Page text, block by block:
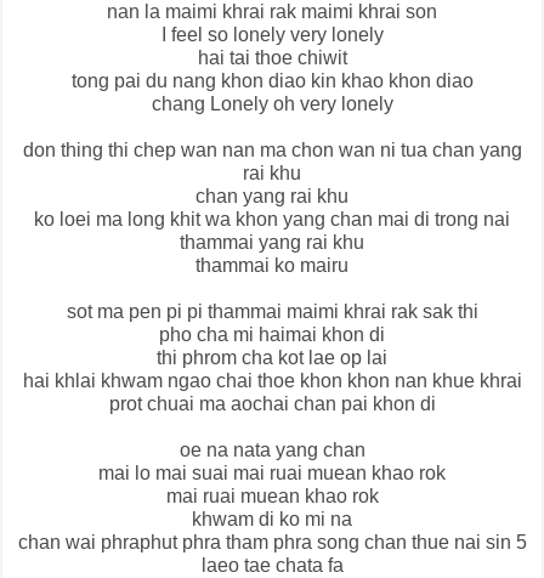
nan la maimi khrai rak maimi khrai son
I feel so lonely very lonely
hai tai thoe chiwit
tong pai du nang khon diao kin khao khon diao
chang Lonely oh very lonely
don thing thi chep wan nan ma chon wan ni tua chan yang
rai khu
chan yang rai khu
ko loei ma long khit wa khon yang chan mai di trong nai
thammai yang rai khu
thammai ko mairu
sot ma pen pi pi thammai maimi khrai rak sak thi
pho cha mi haimai khon di
thi phrom cha kot lae op lai
hai khlai khwam ngao chai thoe khon khon nan khue khrai
prot chuai ma aochai chan pai khon di
oe na nata yang chan
mai lo mai suai mai ruai muean khao rok
mai ruai muean khao rok
khwam di ko mi na
chan wai phraphut phra tham phra song chan thue nai sin 5
laeo tae chata fa